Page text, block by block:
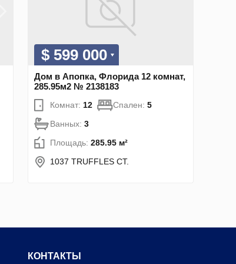
$ 599 000
Дом в Апопка, Флорида 12 комнат,
285.95м2 № 2138183
Комнат: 12 Спален: 5
Ванных: 3
Площадь: 285.95 м²
1037 TRUFFLES CT.
КОНТАКТЫ